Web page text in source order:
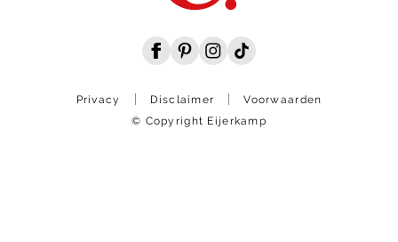
Privacy Disclaimer
Voorwaarden
© Copyright Eijerkamp